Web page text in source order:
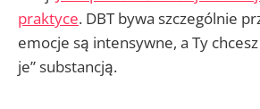
praktyce. DBT bywa szczególnie
emocje są intensywne, a Ty
je” substancją.